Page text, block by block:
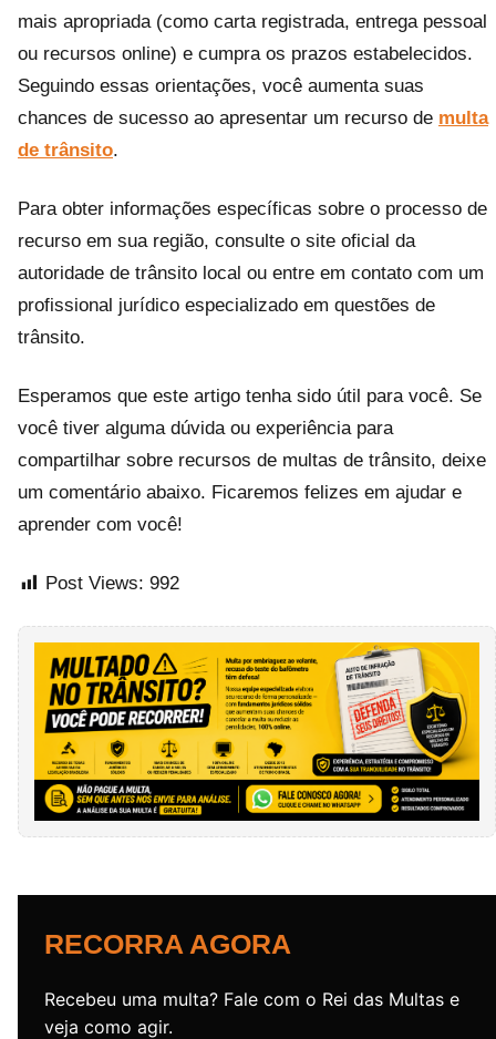
mais apropriada (como carta registrada, entrega pessoal
ou recursos online) e cumpra os prazos estabelecidos.
Seguindo essas orientações, você aumenta suas
chances de sucesso ao apresentar um recurso de multa
de trânsito.
Para obter informações específicas sobre o processo de
recurso em sua região, consulte o site oficial da
autoridade de trânsito local ou entre em contato com um
profissional jurídico especializado em questões de
trânsito.
Esperamos que este artigo tenha sido útil para você. Se
você tiver alguma dúvida ou experiência para
compartilhar sobre recursos de multas de trânsito, deixe
um comentário abaixo. Ficaremos felizes em ajudar e
aprender com você!
Post Views: 992
RECORRA AGORA
Recebeu uma multa? Fale com o Rei das Multas e
veja como agir.